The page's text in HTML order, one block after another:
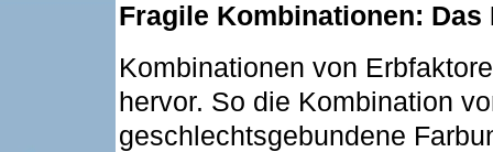
Fragile Kombinationen:
Kombinationen von
hervor. So die Kombination
geschlechtsgebundene